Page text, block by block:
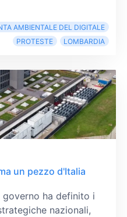
AMBIENTALE DEL DIGITALE
PROTESTE
LOMBARDIA
un pezzo d'Italia
ha definito i
nazionali,